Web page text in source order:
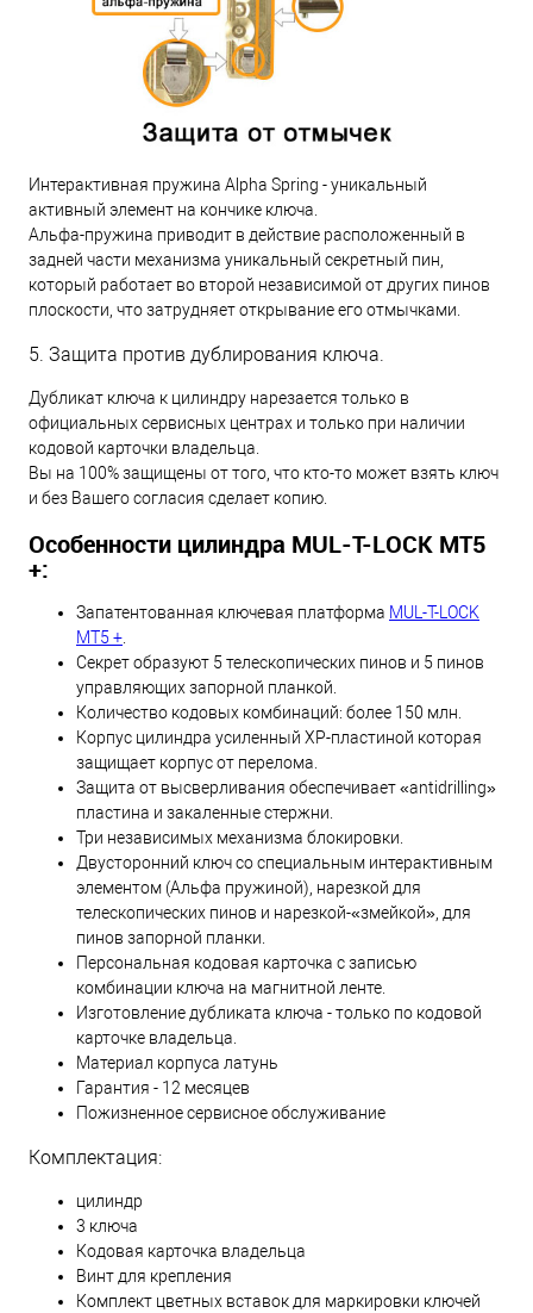
Интерактивная пружина Alpha Spring - уникальный
активный элемент на кончике ключа.
Альфа-пружина приводит в действие расположенный в
задней части механизма уникальный секретный пин,
который работает во второй независимой от других пинов
плоскости, что затрудняет открывание его отмычками.
5. Защита против дублирования ключа.
Дубликат ключа к цилиндру нарезается только в
официальных сервисных центрах и только при наличии
кодовой карточки владельца.
Вы на 100% защищены от того, что кто-то может взять ключ
и без Вашего согласия сделает копию.
Особенности цилиндра MUL-T-LOCK МТ5
+:
Запатентованная ключевая платформа MUL-T-LOCK
МТ5 +
Секрет образуют 5 телескопических пинов и 5 пинов
управляющих запорной планкой.
Количество кодовых комбинаций: более 150 млн.
Корпус цилиндра усиленный XP-пластиной которая
защищает корпус от перелома.
Защита от высверливания обеспечивает «antidrilling»
пластина и закаленные стержни.
Три независимых механизма блокировки.
Двусторонний ключ со специальным интерактивным
элементом (Альфа пружиной), нарезкой для
телескопических пинов и нарезкой-«змейкой», для
пинов запорной планки.
Персональная кодовая карточка с записью
комбинации ключа на магнитной ленте.
Изготовление дубликата ключа - только по кодовой
карточке владельца.
Материал корпуса латунь
Гарантия - 12 месяцев
Пожизненное сервисное обслуживание
Комплектация:
цилиндр
3 ключа
Кодовая карточка владельца
Винт для крепления
Комплект цветных вставок для маркировки ключей